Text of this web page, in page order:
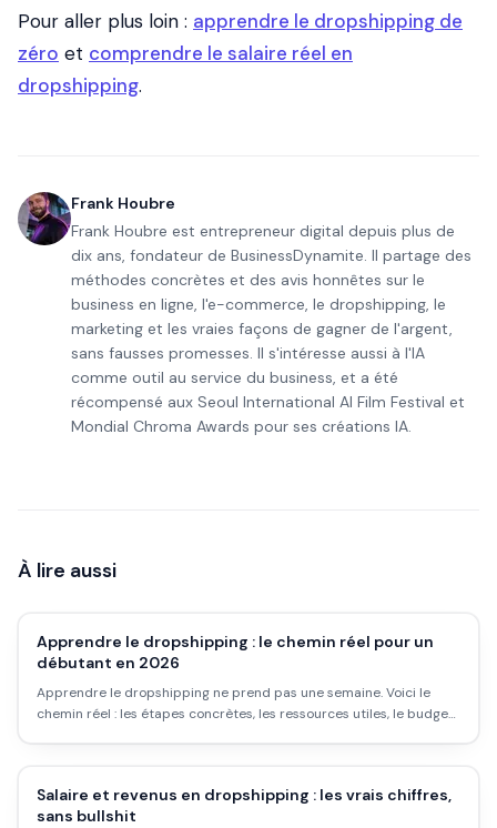
Pour aller plus loin : apprendre le dropshipping de
zéro et comprendre le salaire réel en
dropshipping.
Frank Houbre
Frank Houbre est entrepreneur digital depuis plus de
dix ans, fondateur de BusinessDynamite. Il partage des
méthodes concrètes et des avis honnêtes sur le
business en ligne, l'e-commerce, le dropshipping, le
marketing et les vraies façons de gagner de l'argent,
sans fausses promesses. Il s'intéresse aussi à l'IA
comme outil au service du business, et a été
récompensé aux Seoul International AI Film Festival et
Mondial Chroma Awards pour ses créations IA.
À lire aussi
Apprendre le dropshipping : le chemin réel pour un
débutant en 2026
Apprendre le dropshipping ne prend pas une semaine. Voici le
chemin réel : les étapes concrètes, les ressources utiles, le budget
Salaire et revenus en dropshipping : les vrais chiffres,
sans bullshit